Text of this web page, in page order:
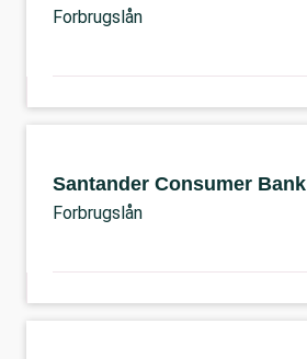
Forbrugslån
Santander Consumer Bank
Forbrugslån